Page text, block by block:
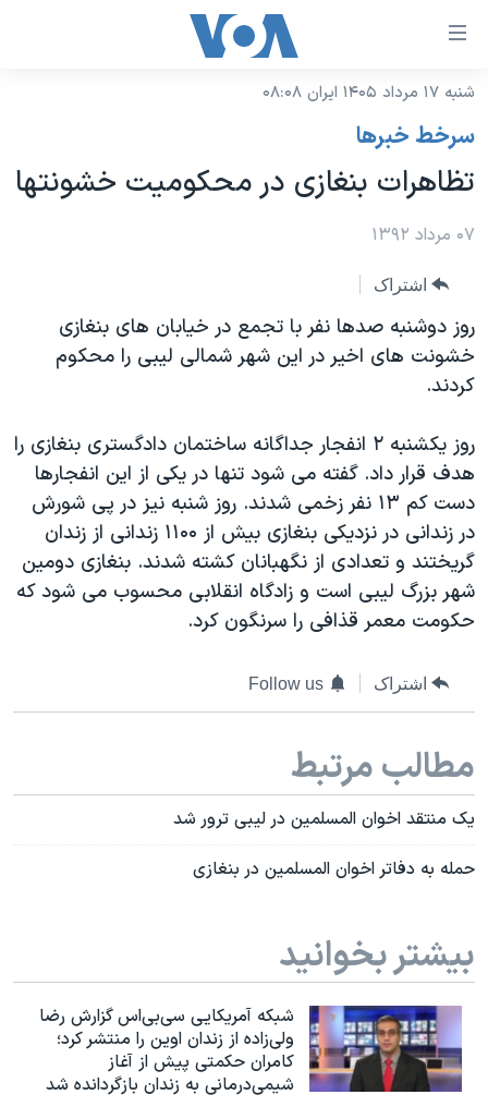
لینکهای
دسترسی
جهش
محتوای
جهش
اصلی
جهش
نسخه سبک وب‌سایت
موضوع ها
ایران
آمریکا
ورزشی
گزیده‌ها
ویدیوها
فرهنگ و زندگی
حقوق شهروندی
اقتصادی
علم و فناوری
برنامه های تلویزیونی
جدول برنامه ها
صفحه‌های ویژه
جام جهانی ۲۰۲۶
عملیات خشم حماسی
بایگانی برنامه‌های تلویزیونی
مستندها
انتخابات ریاست جمهوری آمریکا ۲۰۲۴
حمله جمهوری اسلامی به اسرائیل
رمز مهسا
تریبونال مردمی آبان ۹۸
دادگاه حمید نوری
چهل سال گروگان‌گیری
اعتراضات مردمی آبان ۹۸
اسرائیل در جنگ
نرگس محمدی برنده جایزه نوبل صلح
همایش محافظه‌کاران آمریکا «سی‌پک»
صفحه‌های ویژه
فرکانس‌های صدای آمریکا
پخش رادیویی
یادگیری زبان انگلیسی
دنبال کنید
شنبه ۱۷ مرداد ۱۴۰۵ ایران ۰۸:۰۸
سرخط خبرها
تظاهرات بنغازی در محکومیت خشونتها
۰۷ مرداد ۱۳۹۲
اشتراک
روز دوشنبه صدها نفر با تجمع در خیابان های بنغازی
خشونت های اخیر در این شهر شمالی لیبی را محکوم
کردند.
روز یکشنبه ۲ انفجار جداگانه ساختمان دادگستری بنغازی را
هدف قرار داد. گفته می شود تنها در یکی از این انفجارها
دست کم ۱۳ نفر زخمی شدند. روز شنبه نیز در پی شورش
در زندانی در نزدیکی بنغازی بیش از ۱۱۰۰ زندانی از زندان
گریختند و تعدادی از نگهبانان کشته شدند. بنغازی دومین
شهر بزرگ لیبی است و زادگاه انقلابی محسوب می شود که
حکومت معمر قذافی را سرنگون کرد.
اشتراک Follow us
مطالب مرتبط
یک منتقد اخوان المسلمین در لیبی ترور شد
حمله به دفاتر اخوان المسلمین در بنغازی
بیشتر بخوانید
شبکه آمریکایی سی‌بی‌‌اس گزارش رضا
ولی‌زاده از زندان اوین را منتشر کرد؛
کامران حکمتی پیش از آغاز
شیمی‌درمانی به زندان بازگردانده شد